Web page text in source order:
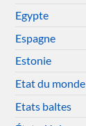
Egypte
Espagne
Estonie
Etat du monde
Etats baltes